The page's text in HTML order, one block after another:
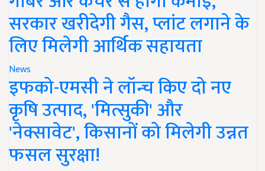
सरकार खरीदेगी गैस, प्लांट लगाने के
लिए मिलेगी आर्थिक सहायता
News
इफको-एमसी ने लॉन्च किए दो नए
कृषि उत्पाद, 'मित्सुकी' और
'नेक्सावेट', किसानों को मिलेगी उन्नत
फसल सुरक्षा!